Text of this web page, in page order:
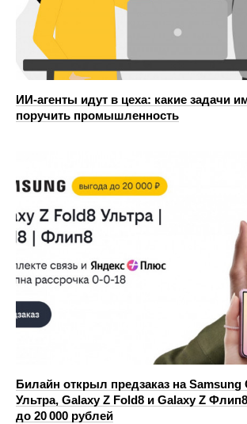
ИИ-агенты идут в цеха: какие задачи
поручить промышленность
Билайн открыл предзаказ на Samsung
Ультра, Galaxy Z Fold8 и Galaxy Z
до 20 000 рублей